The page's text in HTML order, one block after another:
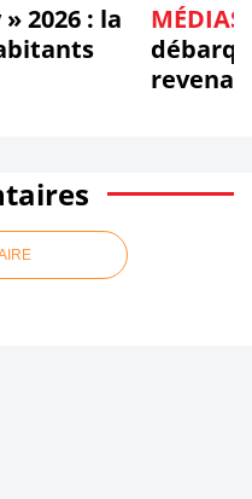
2026 : la
MÉDIAS.